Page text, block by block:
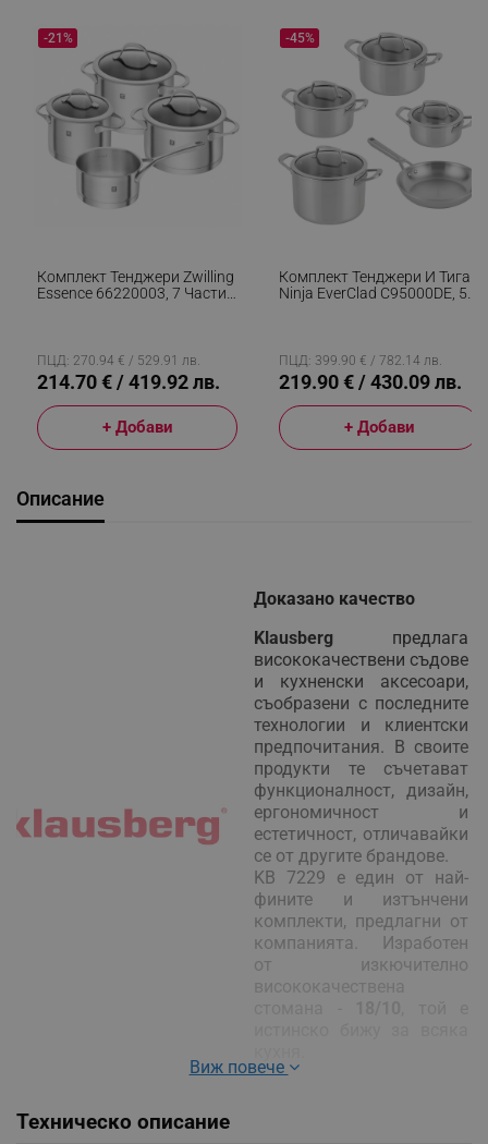
Комплект Тенджери Zwilling
Essence 66220003, 7 Части,
Сребрист
-21%
ПЦД: 270.94 € / 529.91 лв.
214.70 € / 419.92 лв.
+ Добави
Комплект Тенджери И Тиган
Ninja EverClad C95000DE, 5
-45%
ПЦД: 399.90 € / 782.14 лв.
219.90 € / 430.09 лв.
+ Добави
Описание
Доказано качество
Klausberg предлага
висококачествени съдове
и кухненски аксесоари,
съобразени с последните
технологии и клиентски
предпочитания. В своите
продукти те съчетават
функционалност, дизайн,
ергономичност и
естетичност, отличавайки
се от другите брандове.
KB 7229 е един от най-
фините и изтънчени
комплекти, предлагни от
компанията. Изработен
от изкючително
висококачествена
С мисъл към всеки детайл
Виж повече
Техническо описание